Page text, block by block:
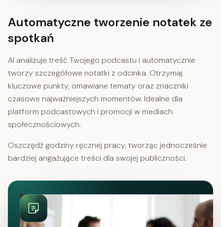
Automatyczne tworzenie notatek ze
spotkań
AI analizuje treść Twojego podcastu i automatycznie
tworzy szczegółowe notatki z odcinka. Otrzymaj
kluczowe punkty, omawiane tematy oraz znaczniki
czasowe najważniejszych momentów. Idealne dla
platform podcastowych i promocji w mediach
społecznościowych.
Oszczędź godziny ręcznej pracy, tworząc jednocześnie
bardziej angażujące treści dla swojej publiczności.